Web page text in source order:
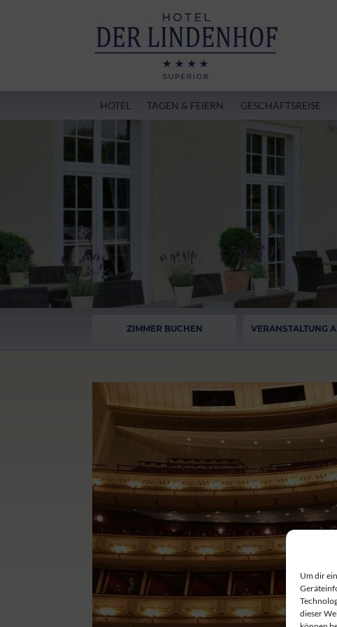
Um dir
dieser
HOTEL TAGEN & FEIERN GESCHÄFTSREISE
ZIMMER BUCHEN VERANSTALTUNG